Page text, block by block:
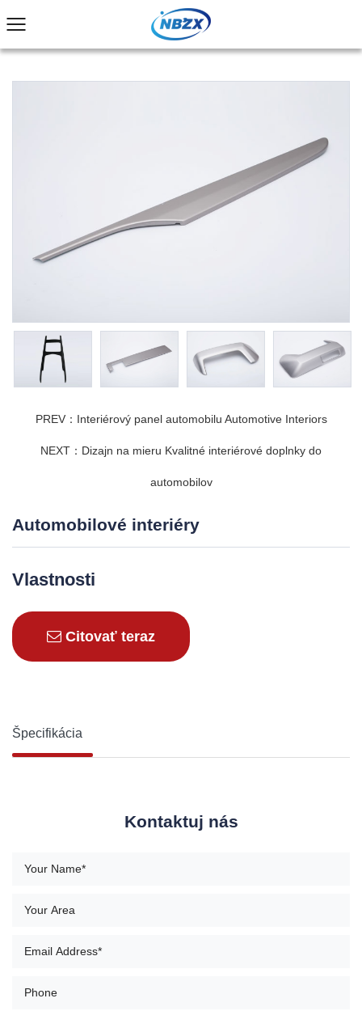
PREV：Interiérový panel automobilu Automotive Interiors
NEXT：Dizajn na mieru Kvalitné interiérové ​​doplnky do
automobilov
Automobilové interiéry
Vlastnosti
Citovať teraz
Špecifikácia
Kontaktuj nás